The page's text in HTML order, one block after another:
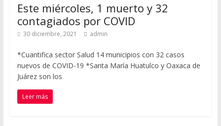
Este miércoles, 1 muerto y 32
contagiados por COVID
30 diciembre, 2021 admin
*Cuantifica sector Salud 14 municipios con 32 casos
nuevos de COVID-19 *Santa María Huatulco y Oaxaca de
Juárez son los
Leer más